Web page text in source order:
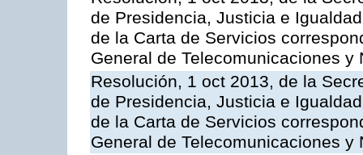
de Presidencia, Justicia e
de la Carta de Servicios
General de Telecomunicaciones y
Resolución, 1 oct 2013, de la
de Presidencia, Justicia e
de la Carta de Servicios
General de Telecomunicaciones y